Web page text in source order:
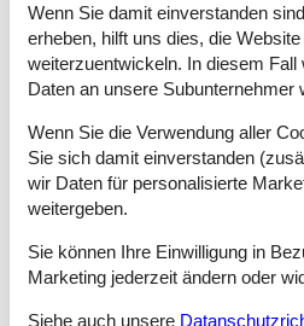
Familie für eine gesunde und
Besonders Menschen mit
freuen sich über die regenerative
Luft.
Callantsoog ist ein ideales
Und falls vorhanden – der
Callantsoog gibt es tolle
kann.
auf ihre Kosten – tolle, weitläufige
gemütlicher Dorfkern mit vielen
Wenn Sie damit einverstanden
erheben, hilft uns dies, die
weiterzuentwickeln. In diesem
Daten an unsere Subunternehmer
Wenn Sie die Verwendung aller
Sie sich damit einverstanden
wir Daten für personalisierte
weitergeben.
Sie können Ihre Einwilligung in
Marketing jederzeit ändern oder
Siehe auch unsere